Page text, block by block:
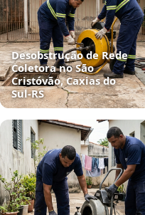
Desobstrução de Rede
Coletora no São
Cristóvão, Caxias do
Sul‑RS